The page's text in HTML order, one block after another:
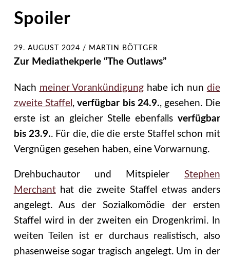
Spoiler
29. AUGUST 2024 / MARTIN BÖTTGER
Zur Mediathekperle “The Outlaws”
Nach meiner Vorankündigung habe ich nun die
zweite Staffel ,verfügbar bis 24.9., gesehen. Die
erste ist an gleicher Stelle ebenfalls verfügbar
bis 23.9.. Für die, die die erste Staffel schon mit
Vergnügen gesehen haben, eine Vorwarnung.
Drehbuchautor und Mitspieler Stephen
Merchanthat die zweite Staffel etwas anders
angelegt. Aus der Sozialkomödie der ersten
Staffel wird in der zweiten ein Drogenkrimi. In
weiten Teilen ist er durchaus realistisch, also
phasenweise sogar tragisch angelegt. Um in der